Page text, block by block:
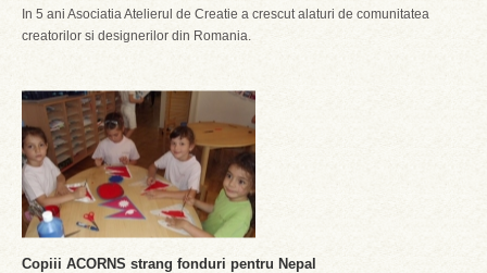
In 5 ani Asociatia Atelierul de Creatie a crescut alaturi de comunitatea
creatorilor si designerilor din Romania.
Copiii ACORNS strang fonduri pentru Nepal